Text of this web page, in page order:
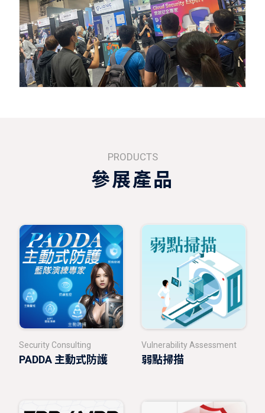
PRODUCTS
參展產品
Security Consulting
PADDA 主動式防護
Vulnerability Assessment
弱點掃描